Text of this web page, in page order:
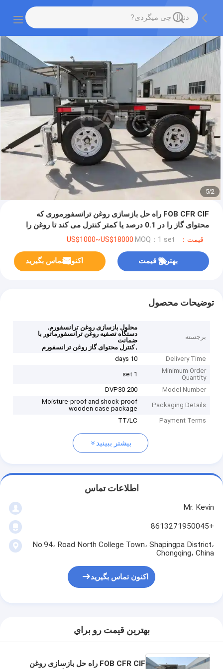
2
/
5
FOB CFR CIF راه حل بازسازی روغن ترانسفورموری که
محتوای گاز را در 0.1 درصد یا کمتر کنترل می کند تا روغن را
بازگرداند و طول عمر ترانسفورموری را افزایش دهد
قیمت：US$1000~US$18000 MOQ：1 set
بهترین قیمت اکنون تماس بگیرید
توضیحات محصول
برجسته
محلول بازسازی روغن ترانسفورم,
دستگاه تصفیه روغن ترانسفورماتور با
ضمانت
,کنترل محتوای گاز روغن ترانسفورم
Delivery Time
10 days
Minimum Order
Quantity
1 set
Model Number
DVP30-200
Packaging Details
Moisture-proof and shock-proof
wooden case package
Payment Terms
TT/LC
بیشتر ببینید
اطلاعات تماس
Mr. Kevin
+8613271950045
No.94، Road North College Town، Shapingpa District،
Chongqing، China
اکنون تماس بگیرید
بهترين قيمت رو براي
FOB CFR CIF راه حل بازسازی روغن